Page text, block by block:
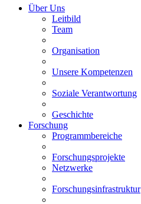
Über Uns
Leitbild
Team
Organisation
Unsere Kompetenzen
Soziale Verantwortung
Geschichte
Forschung
Programmbereiche
Forschungsprojekte
Netzwerke
Forschungsinfrastruktur